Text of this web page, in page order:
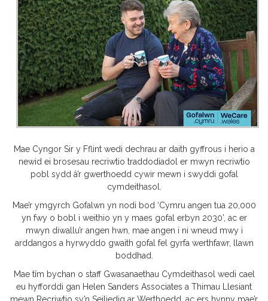
Mae Cyngor Sir y Fflint wedi dechrau ar daith gyffrous i herio a
newid ei brosesau recriwtio traddodiadol er mwyn recriwtio
pobl sydd â’r gwerthoedd cywir mewn i swyddi gofal
cymdeithasol.
Mae’r ymgyrch Gofalwn yn nodi bod ‘Cymru angen tua 20,000
yn fwy o bobl i weithio yn y maes gofal erbyn 2030’, ac er
mwyn diwallu’r angen hwn, mae angen i ni wneud mwy i
arddangos a hyrwyddo gwaith gofal fel gyrfa werthfawr, llawn
boddhad.
Mae tîm bychan o staff Gwasanaethau Cymdeithasol wedi cael
eu hyfforddi gan Helen Sanders Associates a Thimau Llesiant